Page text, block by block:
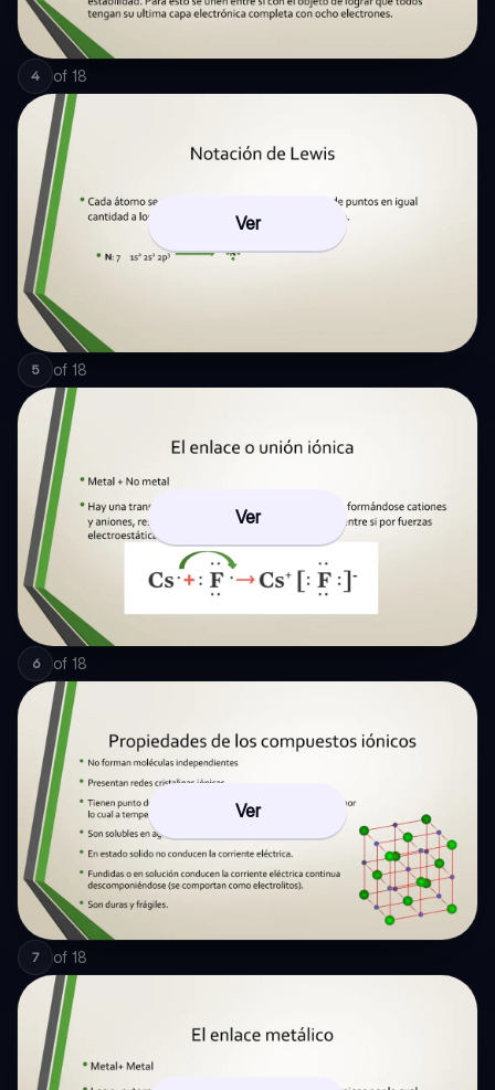
4 of 18
Ver
5 of 18
Ver
6 of 18
Ver
7 of 18